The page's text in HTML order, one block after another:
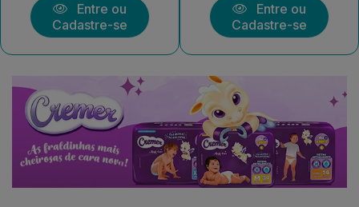
Entre ou
Cadastre-se
Entre ou
Cadastre-se